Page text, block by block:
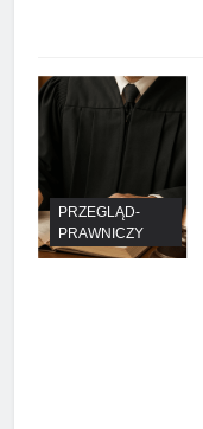
PRZEGLĄD-
PRAWNICZY